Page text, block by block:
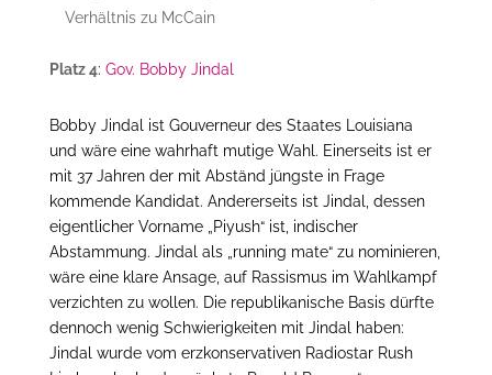
Verhältnis zu McCain
Platz 4: Gov. Bobby Jindal
Bobby Jindal ist Gouverneur des Staates Louisiana
und wäre eine wahrhaft mutige Wahl. Einerseits ist er
mit 37 Jahren der mit Abständ jüngste in Frage
kommende Kandidat. Andererseits ist Jindal, dessen
eigentlicher Vorname „Piyush“ ist, indischer
Abstammung. Jindal als „running mate“ zu nominieren,
wäre eine klare Ansage, auf Rassismus im Wahlkampf
verzichten zu wollen. Die republikanische Basis dürfte
dennoch wenig Schwierigkeiten mit Jindal haben:
Jindal wurde vom erzkonservativen Radiostar Rush